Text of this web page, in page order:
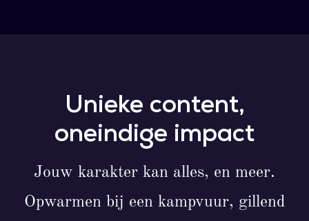
Unieke content,
oneindige impact
Jouw karakter kan alles, en meer.
Opwarmen bij een kampvuur, gillend